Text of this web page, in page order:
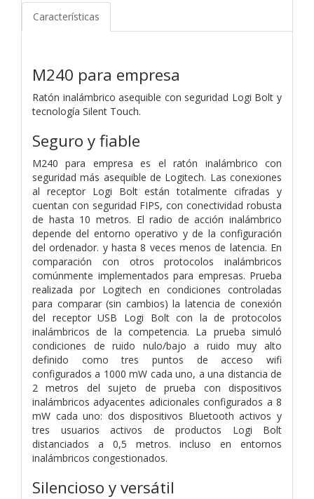
Características
M240 para empresa
Ratón inalámbrico asequible con seguridad Logi Bolt y
tecnología Silent Touch.
Seguro y fiable
M240 para empresa es el ratón inalámbrico con
seguridad más asequible de Logitech. Las conexiones
al receptor Logi Bolt están totalmente cifradas y
cuentan con seguridad FIPS, con conectividad robusta
de hasta 10 metros. El radio de acción inalámbrico
depende del entorno operativo y de la configuración
del ordenador. y hasta 8 veces menos de latencia. En
comparación con otros protocolos inalámbricos
comúnmente implementados para empresas. Prueba
realizada por Logitech en condiciones controladas
para comparar (sin cambios) la latencia de conexión
del receptor USB Logi Bolt con la de protocolos
inalámbricos de la competencia. La prueba simuló
condiciones de ruido nulo/bajo a ruido muy alto
definido como tres puntos de acceso wifi
configurados a 1000 mW cada uno, a una distancia de
2 metros del sujeto de prueba con dispositivos
inalámbricos adyacentes adicionales configurados a 8
mW cada uno: dos dispositivos Bluetooth activos y
tres usuarios activos de productos Logi Bolt
distanciados a 0,5 metros. incluso en entornos
inalámbricos congestionados.
Silencioso y versátil